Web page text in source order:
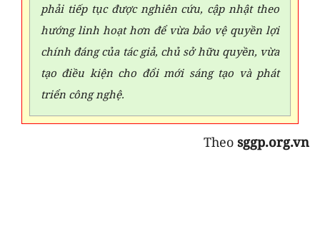
phải tiếp tục được nghiên cứu, cập nhật theo
hướng linh hoạt hơn để vừa bảo vệ quyền lợi
chính đáng của tác giả, chủ sở hữu quyền, vừa
tạo điều kiện cho đổi mới sáng tạo và phát
triển công nghệ.
Theo sggp.org.vn